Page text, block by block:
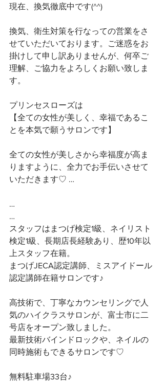
現在、換気徹底中です(^^)
換気、衛生対策を行なっての営業をさ
せていただいております。ご迷惑をお
掛けして申し訳ありませんが、何卒ご
理解、ご協力をよろしくお願い致しま
す。
プリンセスローズは
【全ての女性が美しく、幸福であるこ
とを本気で願うサロンです】
全ての女性が美しさから幸福度が高ま
りますように、全力でお手伝いさせて
いただきます♡ …
…
…
スタッフはまつげ検定1級、ネイリスト
検定1級、長期店長経験あり、歴10年以
上スタッフ在籍。
まつげJECA認定講師、ミスアイドール
認定講師在籍サロンです♪
高技術で、丁寧なカウンセリングで人
気のハイクラスサロンが、富士市に二
号店をオープン致しました。
最新技術バインドロックや、ネイルの
同時施術もできるサロンです♡
無料駐車場33台♪